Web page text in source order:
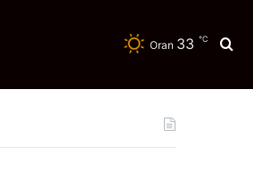
Oran 33 ℃